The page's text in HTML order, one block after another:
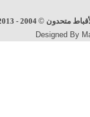
متحدون©
2004 - 2013
Designed